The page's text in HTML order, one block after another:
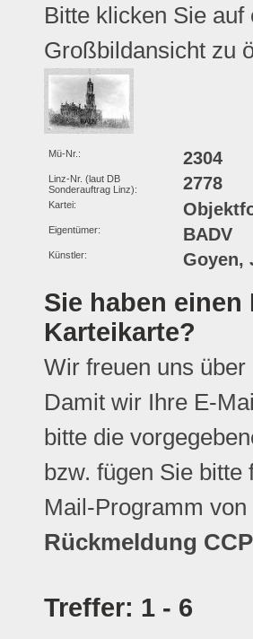
Bitte klicken Sie
Großbildansicht zu
Mü-Nr.: 2304
Linz-Nr. (laut DB
Sonderauftrag Linz):
2778
Kartei:
Eigentümer: BADV
Künstler: Goyen,
Sie haben
Karteikarte?
Wir freuen uns
Damit wir Ihre E-
bitte die
bzw. fügen Sie
Mail-Programm
Rückmeldung
Treffer: 1 - 6